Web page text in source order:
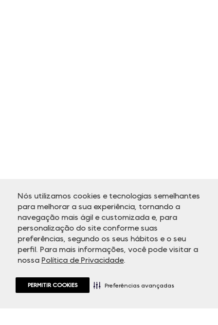
Nós utilizamos cookies e tecnologias semelhantes
para melhorar a sua experiência, tornando a
navegação mais ágil e customizada e, para
personalização do site conforme suas
preferências, segundo os seus hábitos e o seu
perfil. Para mais informações, você pode visitar a
nossa Política de Privacidade.
PERMITIR COOKIES Preferências avançadas